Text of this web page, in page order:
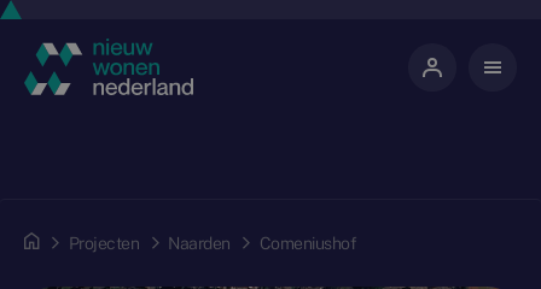
Projecten Naarden Comeniushof